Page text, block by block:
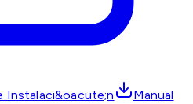
Instalaci&oacute;n
Manual